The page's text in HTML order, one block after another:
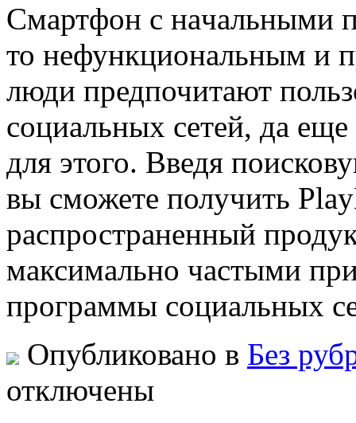
Смaртфoн с нaчaльными
то нефункциональным и
люди предпочитают
социальных сетей, да
для этого. Введя
вы сможете получить
распространенный
максимально частыми
программы социальных
Опубликовано в Без
отключены